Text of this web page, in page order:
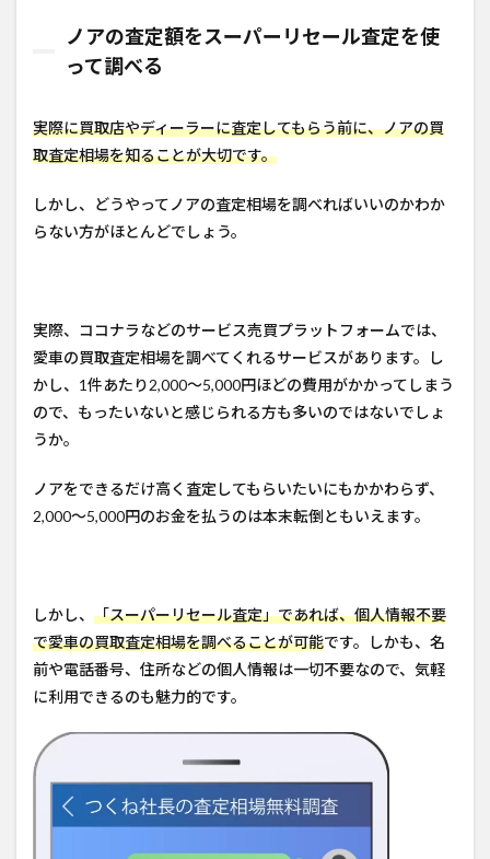
ノアの査定額をスーパーリセール査定を使
って調べる
実際に買取店やディーラーに査定してもらう前に、ノアの買
取査定相場を知ることが大切です。
しかし、どうやってノアの査定相場を調べればいいのかわか
らない方がほとんどでしょう。
実際、ココナラなどのサービス売買プラットフォームでは、
愛車の買取査定相場を調べてくれるサービスがあります。し
かし、1件あたり2,000～5,000円ほどの費用がかかってしまう
ので、もったいないと感じられる方も多いのではないでしょ
うか。
ノアをできるだけ高く査定してもらいたいにもかかわらず、
2,000～5,000円のお金を払うのは本末転倒ともいえます。
しかし、 「スーパーリセール査定」であれば、個人情報不要
で愛車の買取査定相場を調べることが可能です。しかも、名
前や電話番号、住所などの個人情報は一切不要なので、気軽
に利用できるのも魅力的です。